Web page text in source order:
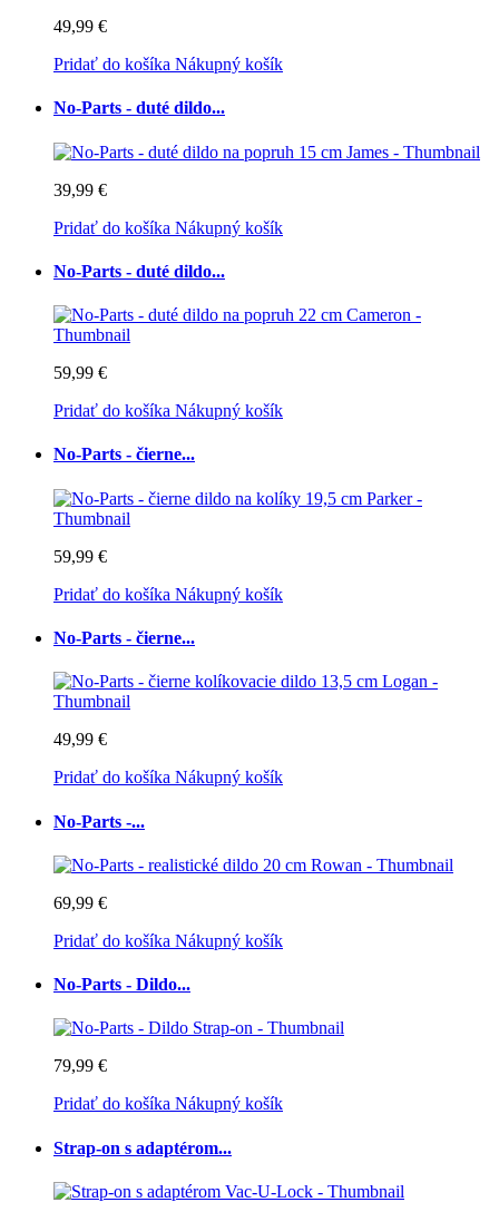
49,99 €
Pridať do košíka Nákupný košík
No-Parts - duté dildo...
39,99 €
Pridať do košíka Nákupný košík
No-Parts - duté dildo...
59,99 €
Pridať do košíka Nákupný košík
No-Parts - čierne...
59,99 €
Pridať do košíka Nákupný košík
No-Parts - čierne...
49,99 €
Pridať do košíka Nákupný košík
No-Parts -...
69,99 €
Pridať do košíka Nákupný košík
No-Parts - Dildo...
79,99 €
Pridať do košíka Nákupný košík
Strap-on s adaptérom...